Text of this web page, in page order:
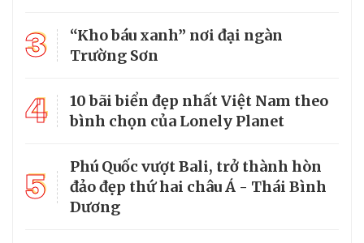
3
“Kho báu xanh” nơi đại ngàn
Trường Sơn
4
10 bãi biển đẹp nhất Việt Nam theo
bình chọn của Lonely Planet
5
Phú Quốc vượt Bali, trở thành hòn
đảo đẹp thứ hai châu Á - Thái Bình
Dương